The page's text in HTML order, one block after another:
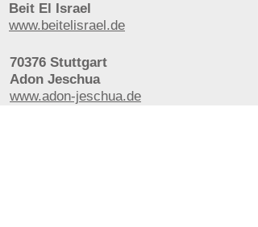
Beit El Israel
www.beitelisrael.de
70376 Stuttgart
Adon Jeschua
www.adon-jeschua.de